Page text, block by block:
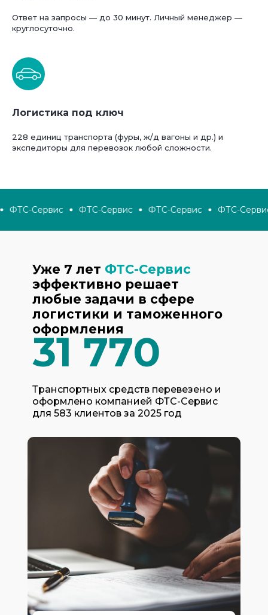
Ответ на запросы — до 30 минут. Личный менеджер —
круглосуточно.
Логистика под ключ
228 единиц транспорта (фуры, ж/д вагоны и др.) и
экспедиторы для перевозок любой сложности.
ФТС-Сервис ФТС-Сервис ФТС-Сервис ФТС-Сервис
Транспортных средств перевезено и
оформлено компанией ФТС-Сервис
для 583 клиентов за 2025 год
31 770
Уже 7 лет ФТС-Сервис
эффективно решает
любые задачи в сфере
логистики и таможенного
оформления